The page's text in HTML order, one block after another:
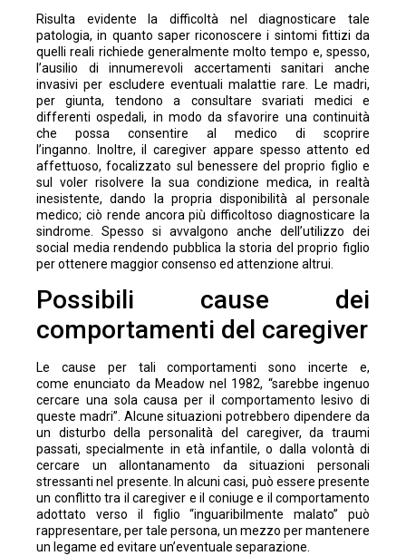
Risulta evidente la difficoltà nel diagnosticare tale
patologia, in quanto saper riconoscere i sintomi fittizi da
quelli reali richiede generalmente molto tempo e, spesso,
l’ausilio di innumerevoli accertamenti sanitari anche
invasivi per escludere eventuali malattie rare. Le madri,
per giunta, tendono a consultare svariati medici e
differenti ospedali, in modo da sfavorire una continuità
che possa consentire al medico di scoprire
l’inganno. Inoltre, il caregiver appare spesso attento ed
affettuoso, focalizzato sul benessere del proprio figlio e
sul voler risolvere la sua condizione medica, in realtà
inesistente, dando la propria disponibilità al personale
medico; ciò rende ancora più difficoltoso diagnosticare la
sindrome. Spesso si avvalgono anche dell’utilizzo dei
social media rendendo pubblica la storia del proprio figlio
per ottenere maggior consenso ed attenzione altrui.
Possibili cause dei
comportamenti del caregiver
Le cause per tali comportamenti sono incerte e,
come enunciato da Meadow nel 1982, “sarebbe ingenuo
cercare una sola causa per il comportamento lesivo di
queste madri”. Alcune situazioni potrebbero dipendere da
un disturbo della personalità del caregiver, da traumi
passati, specialmente in età infantile, o dalla volontà di
cercare un allontanamento da situazioni personali
stressanti nel presente. In alcuni casi, può essere presente
un conflitto tra il caregiver e il coniuge e il comportamento
adottato verso il figlio “inguaribilmente malato” può
rappresentare, per tale persona, un mezzo per mantenere
un legame ed evitare un’eventuale separazione.